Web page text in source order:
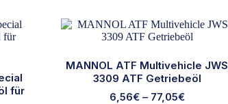
für
MANNOL ATF Multivehicle JWS
3309 ATF Getriebeöl
6,56€– 77,05€